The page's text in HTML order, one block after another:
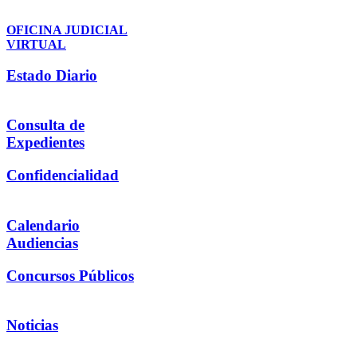
OFICINA JUDICIAL
VIRTUAL
Estado Diario
Consulta de
Expedientes
Confidencialidad
Calendario
Audiencias
Concursos Públicos
Noticias